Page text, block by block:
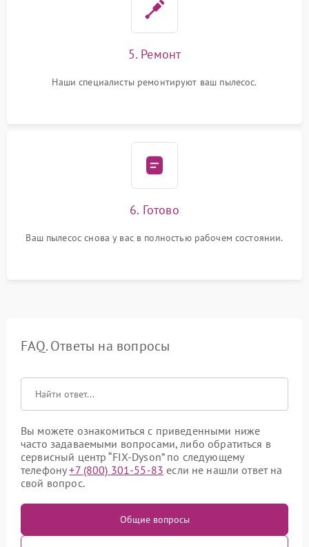
5. Ремонт
Наши специалисты ремонтируют ваш пылесос.
6. Готово
Ваш пылесос снова у вас в полностью рабочем состоянии.
FAQ. Ответы на вопросы
Вы можете ознакомиться с приведенными ниже
часто задаваемыми вопросами, либо обратиться в
сервисный центр “FIX-Dyson” по следующему
телефону+7 (800) 301-55-83 если не нашли ответ на
свой вопрос.
Общие вопросы